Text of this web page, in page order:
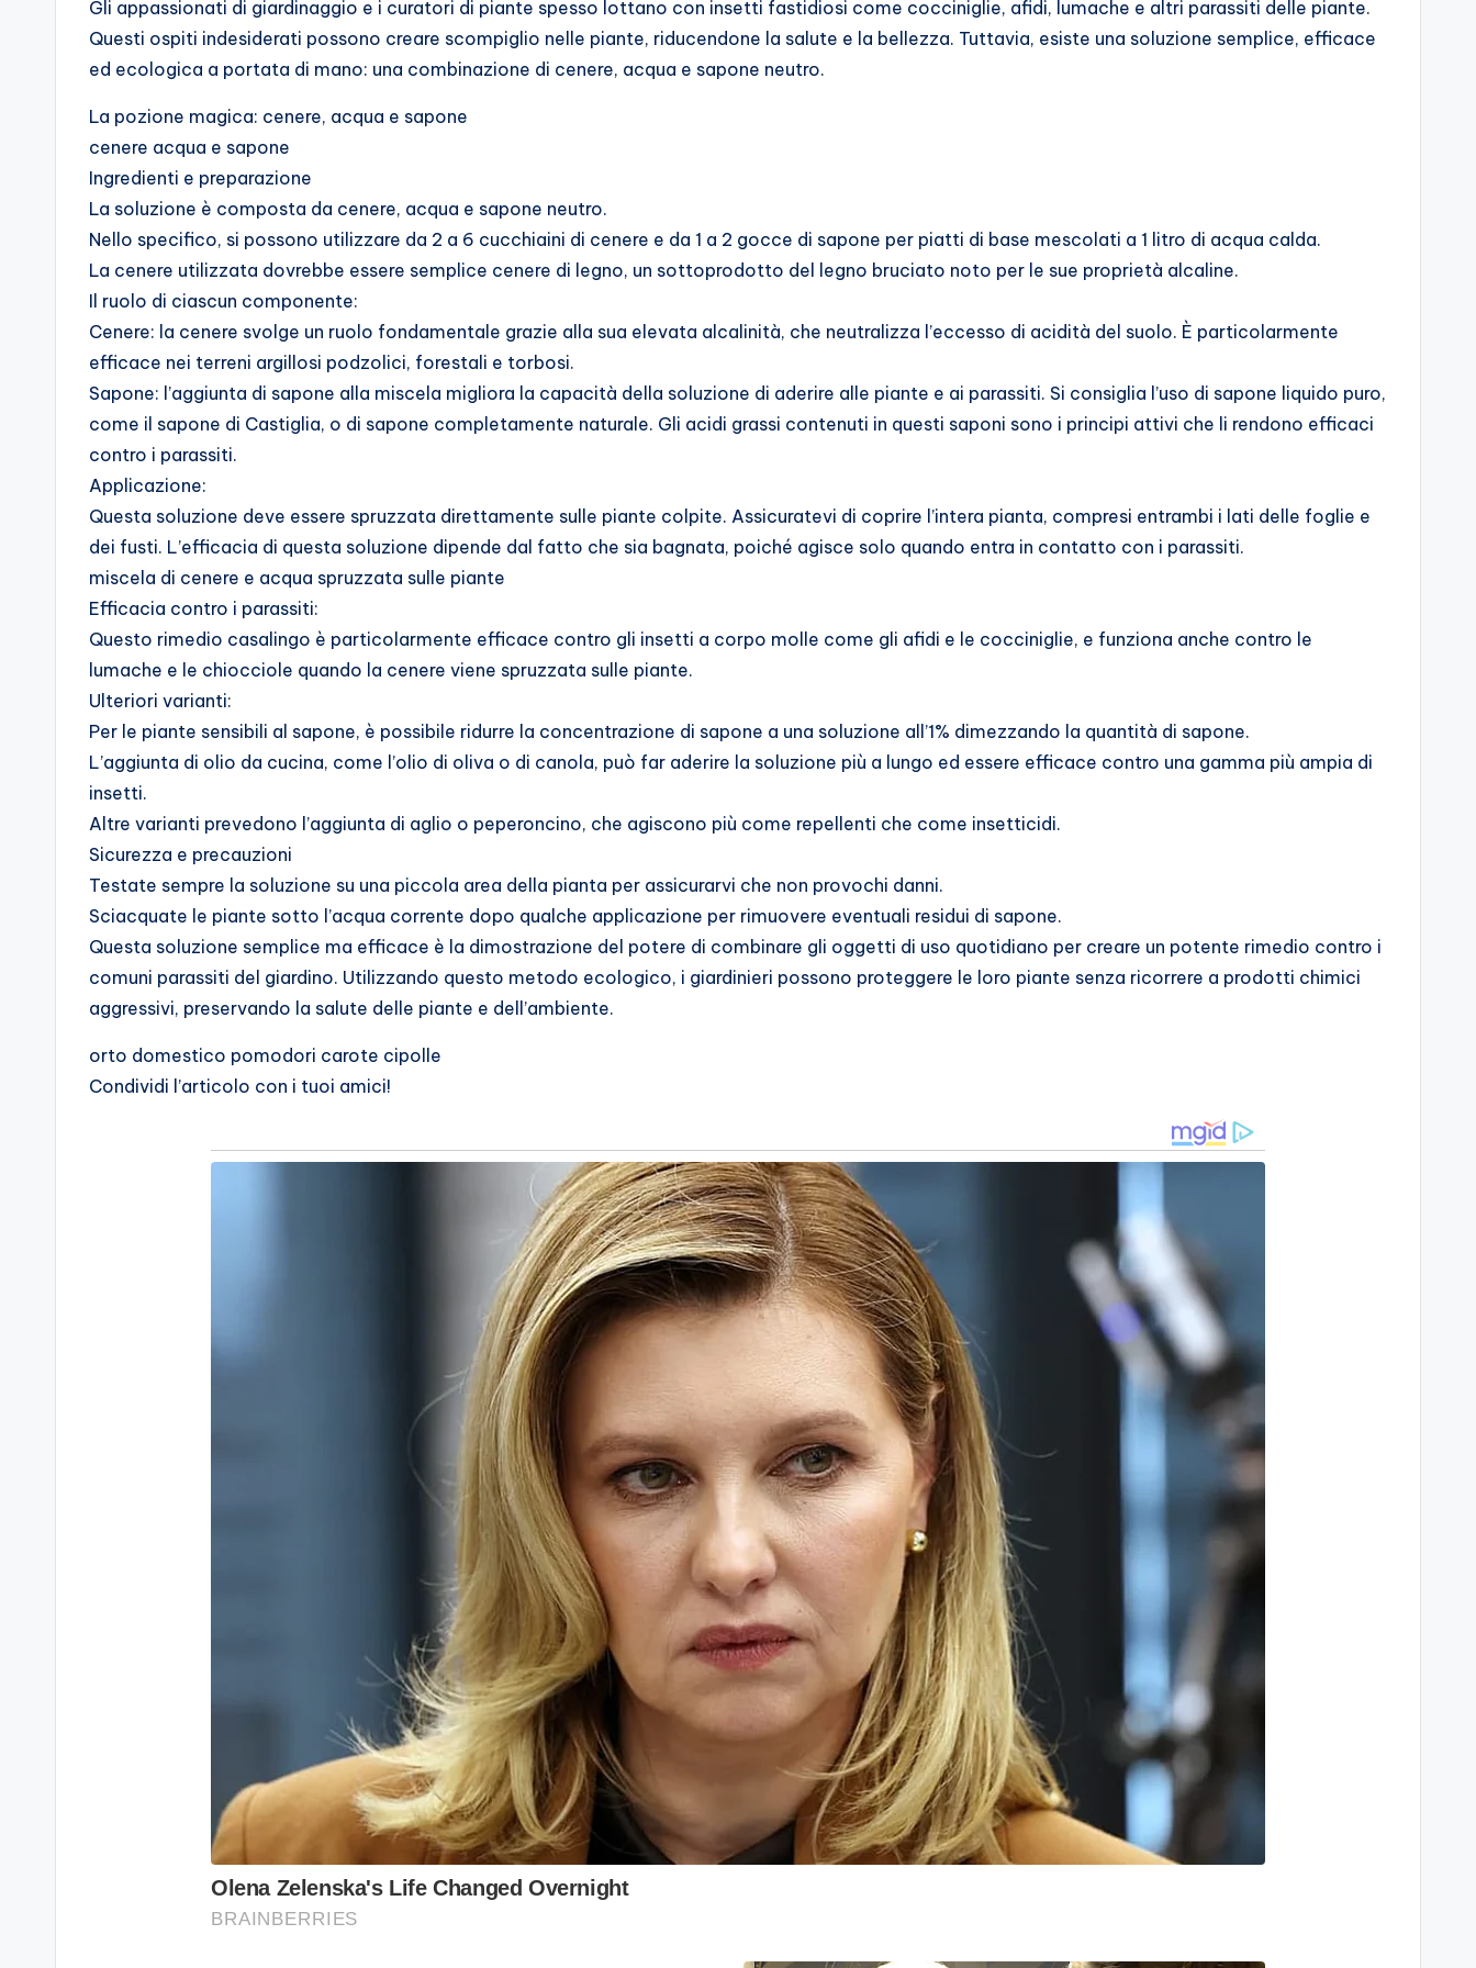
Gli appassionati di giardinaggio e i curatori di piante spesso lottano con insetti fastidiosi come cocciniglie, afidi, lumache e altri parassiti delle piante.
Questi ospiti indesiderati possono creare scompiglio nelle piante, riducendone la salute e la bellezza. Tuttavia, esiste una soluzione semplice, efficace
ed ecologica a portata di mano: una combinazione di cenere, acqua e sapone neutro.
La pozione magica: cenere, acqua e sapone
cenere acqua e sapone
Ingredienti e preparazione
La soluzione è composta da cenere, acqua e sapone neutro.
Nello specifico, si possono utilizzare da 2 a 6 cucchiaini di cenere e da 1 a 2 gocce di sapone per piatti di base mescolati a 1 litro di acqua calda.
La cenere utilizzata dovrebbe essere semplice cenere di legno, un sottoprodotto del legno bruciato noto per le sue proprietà alcaline.
Il ruolo di ciascun componente:
Cenere: la cenere svolge un ruolo fondamentale grazie alla sua elevata alcalinità, che neutralizza l’eccesso di acidità del suolo. È particolarmente
efficace nei terreni argillosi podzolici, forestali e torbosi.
Sapone: l’aggiunta di sapone alla miscela migliora la capacità della soluzione di aderire alle piante e ai parassiti. Si consiglia l’uso di sapone liquido puro,
come il sapone di Castiglia, o di sapone completamente naturale. Gli acidi grassi contenuti in questi saponi sono i principi attivi che li rendono efficaci
contro i parassiti.
Applicazione:
Questa soluzione deve essere spruzzata direttamente sulle piante colpite. Assicuratevi di coprire l’intera pianta, compresi entrambi i lati delle foglie e
dei fusti. L’efficacia di questa soluzione dipende dal fatto che sia bagnata, poiché agisce solo quando entra in contatto con i parassiti.
miscela di cenere e acqua spruzzata sulle piante
Efficacia contro i parassiti:
Questo rimedio casalingo è particolarmente efficace contro gli insetti a corpo molle come gli afidi e le cocciniglie, e funziona anche contro le
lumache e le chiocciole quando la cenere viene spruzzata sulle piante.
Ulteriori varianti:
Per le piante sensibili al sapone, è possibile ridurre la concentrazione di sapone a una soluzione all’1% dimezzando la quantità di sapone.
L’aggiunta di olio da cucina, come l’olio di oliva o di canola, può far aderire la soluzione più a lungo ed essere efficace contro una gamma più ampia di
insetti.
Altre varianti prevedono l’aggiunta di aglio o peperoncino, che agiscono più come repellenti che come insetticidi.
Sicurezza e precauzioni
Testate sempre la soluzione su una piccola area della pianta per assicurarvi che non provochi danni.
Sciacquate le piante sotto l’acqua corrente dopo qualche applicazione per rimuovere eventuali residui di sapone.
Questa soluzione semplice ma efficace è la dimostrazione del potere di combinare gli oggetti di uso quotidiano per creare un potente rimedio contro i
comuni parassiti del giardino. Utilizzando questo metodo ecologico, i giardinieri possono proteggere le loro piante senza ricorrere a prodotti chimici
aggressivi, preservando la salute delle piante e dell’ambiente.
orto domestico pomodori carote cipolle
Condividi l’articolo con i tuoi amici!